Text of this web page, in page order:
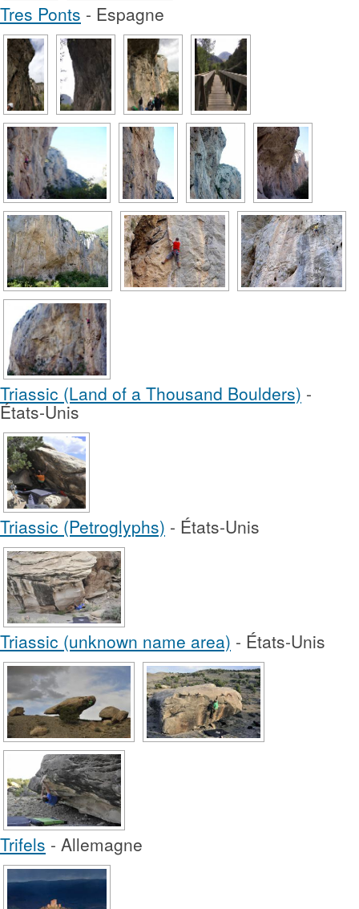
Tres Ponts - Espagne
Triassic (Land of a Thousand Boulders) -
États-Unis
Triassic (Petroglyphs) - États-Unis
Triassic (unknown name area) - États-Unis
Trifels - Allemagne